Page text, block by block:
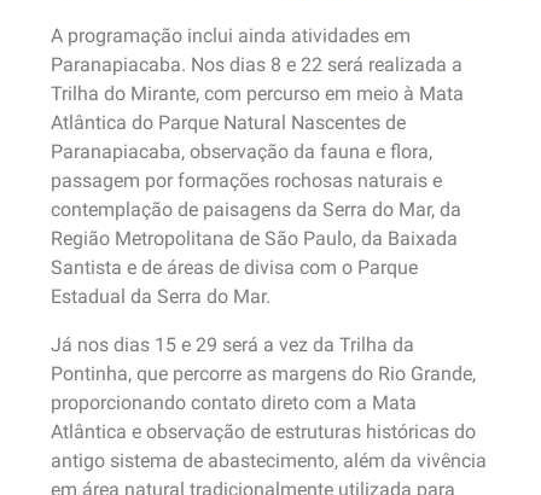
A programação inclui ainda atividades em
Paranapiacaba. Nos dias 8 e 22 será realizada a
Trilha do Mirante, com percurso em meio à Mata
Atlântica do Parque Natural Nascentes de
Paranapiacaba, observação da fauna e flora,
passagem por formações rochosas naturais e
contemplação de paisagens da Serra do Mar, da
Região Metropolitana de São Paulo, da Baixada
Santista e de áreas de divisa com o Parque
Estadual da Serra do Mar.
Já nos dias 15 e 29 será a vez da Trilha da
Pontinha, que percorre as margens do Rio Grande,
proporcionando contato direto com a Mata
Atlântica e observação de estruturas históricas do
antigo sistema de abastecimento, além da vivência
em área natural tradicionalmente utilizada para